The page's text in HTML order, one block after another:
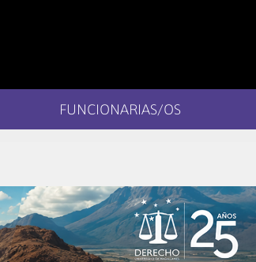
FUNCIONARIAS/OS